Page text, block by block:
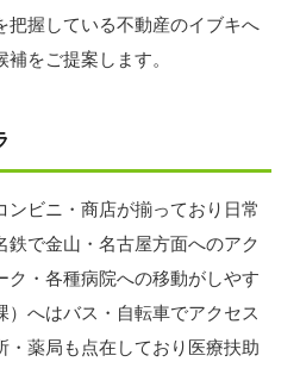
把握している不動産のイブキへ
をご提案します。
ビニ・商店が揃っており日常
で金山・名古屋方面へのアク
ク・各種病院への移動がしやす
）へはバス・自転車でアクセス
・薬局も点在しており医療扶助